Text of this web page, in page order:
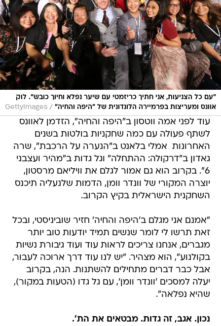
"עם כל הצניעות, אני חתיך כריזמטי עם שיער נפלא וחיוך כובש". לוק
אוונס ומעריצות בפרמיירה הלונדונית של "היפה והחיה" /
GettyImages
עוד לפני אמה ווטסון ב"היפה והחיה", הזדמן לאוונס
לשתף פעולה עם כמה שחקניות בולטות בשנים
האחרונות  אמלי בלאנט ב"הנערה על הרכבת", שרה
גאדון ב"דרקולה: ההתחלה" וגל גדות ב"מהיר ועצבני
6". בקרוב הוא גם אמור לגלם את וויליאם מרסטון,
יוצרה המקורי של וונדר וומן, הדמות שלנעליה תיכנס
השחקנית הישראלית בקיץ הקרוב.
"אמנם אני מגלם ב'היפה והחיה' חזיר שוביניסטי, ובכל
זאת תרשו לי לומר שנשים תמיד יודעות טוב יותר
מגברים, אנחנו צריכים לראות עוד ועוד גיבורת נשיות
בקולנוע", הוא מצהיר. "יש לנו עוד דרך ארוכה לעבור,
אבל כבר דברים מתחילים להשתנות. הנה, בקרוב
יעלה למסכים 'וונדר וומן', עם גל גדו (הטעות במקור),
שהיא נפלאה".
נכון. אגב, זה גדות. מבטאים את הת'.